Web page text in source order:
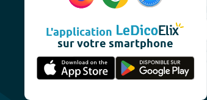
L'application
sur votre smartphone